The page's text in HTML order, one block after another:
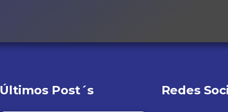
Últimos Post´s Redes